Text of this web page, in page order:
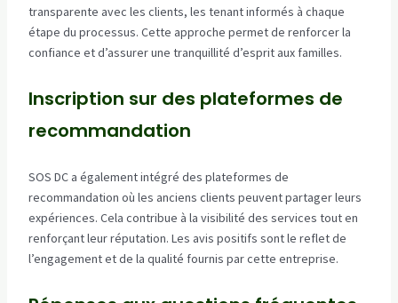
transparente avec les clients, les tenant informés à chaque
étape du processus. Cette approche permet de renforcer la
confiance et d’assurer une tranquillité d’esprit aux familles.
Inscription sur des plateformes de
recommandation
SOS DC a également intégré des plateformes de
recommandation où les anciens clients peuvent partager leurs
expériences. Cela contribue à la visibilité des services tout en
renforçant leur réputation. Les avis positifs sont le reflet de
l’engagement et de la qualité fournis par cette entreprise.